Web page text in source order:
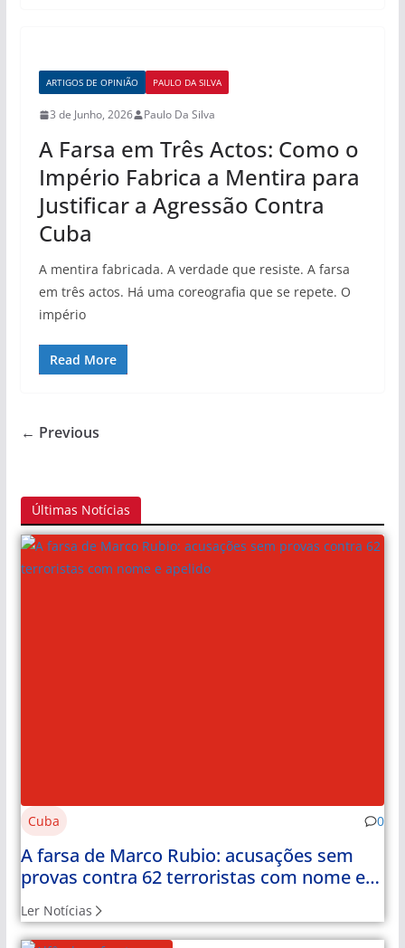
ARTIGOS DE OPINIÃO PAULO DA SILVA
3 de Junho, 2026 Paulo Da Silva
A Farsa em Três Actos: Como o
Império Fabrica a Mentira para
Justificar a Agressão Contra
Cuba
A mentira fabricada. A verdade que resiste. A farsa
em três actos. Há uma coreografia que se repete. O
império
Read More
← Previous
Últimas Notícias
Cuba 0
A farsa de Marco Rubio: acusações sem
provas contra 62 terroristas com nome e
Ler Notícias